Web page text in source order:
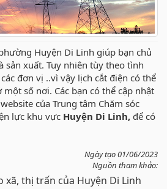
Huyện Di Linh giúp bạn chủ
sản xuất. Tuy nhiên tùy theo tình
đơn vị ..vì vậy lịch cắt điện có thể
số nơi. Các bạn có thể cập nhật
của Trung tâm Chăm sóc
lực khu vực Huyện Di Linh, để có
Ngày tạo 01/06/2023
Nguồn tham khảo:
xã, thị trấn của Huyện Di Linh